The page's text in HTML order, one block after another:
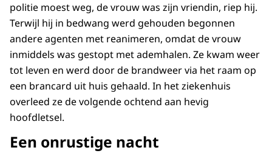
politie moest weg, de vrouw was zijn vriendin, riep hij.
Terwijl hij in bedwang werd gehouden begonnen
andere agenten met reanimeren, omdat de vrouw
inmiddels was gestopt met ademhalen. Ze kwam weer
tot leven en werd door de brandweer via het raam op
een brancard uit huis gehaald. In het ziekenhuis
overleed ze de volgende ochtend aan hevig
hoofdletsel.
Een onrustige nacht